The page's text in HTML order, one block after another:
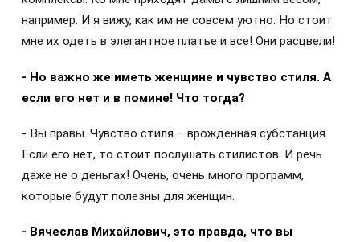
например. И я вижу, как им не совсем уютно. Но стоит
мне их одеть в элегантное платье и все! Они расцвели!
- Но важно же иметь женщине и чувство стиля. А
если его нет и в помине! Что тогда?
- Вы правы. Чувство стиля – врожденная субстанция.
Если его нет, то стоит послушать стилистов. И речь
даже не о деньгах! Очень, очень много программ,
которые будут полезны для женщин.
- Вячеслав Михайлович, это правда, что вы